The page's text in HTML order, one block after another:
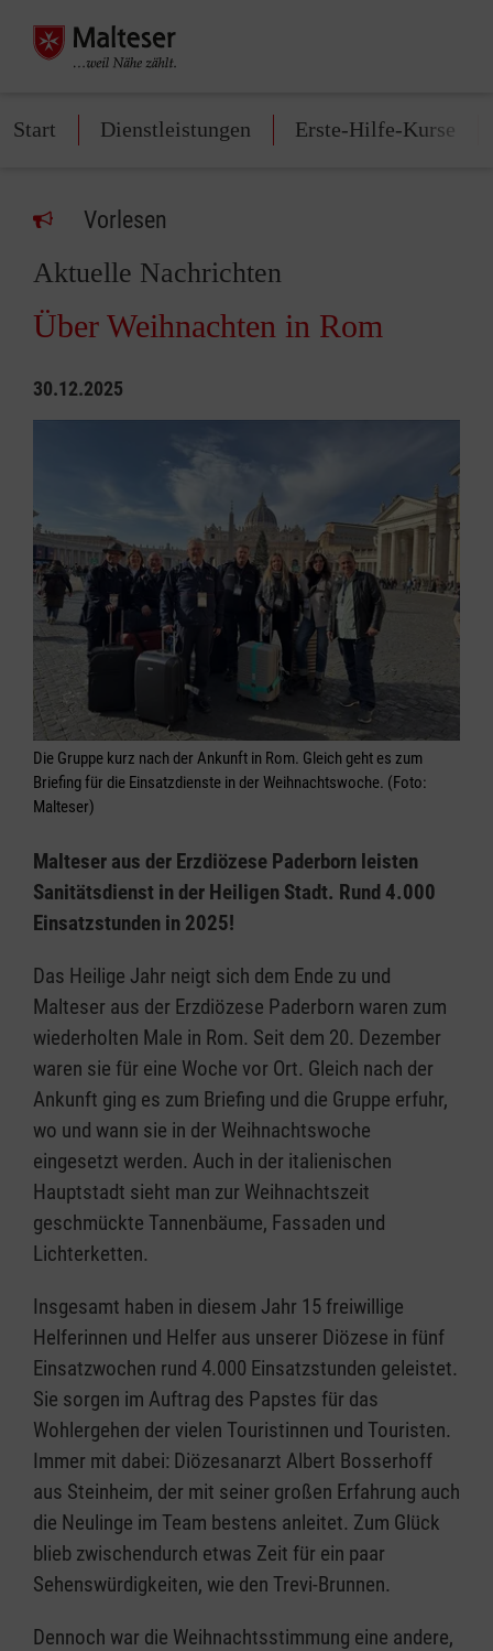
Start Dienstleistungen Erste-Hilfe-Kurse
Vorlesen
Aktuelle Nachrichten
Über Weihnachten in Rom
30.12.2025
Die Gruppe kurz nach der Ankunft in Rom. Gleich geht es zum
Briefing für die Einsatzdienste in der Weihnachtswoche. (Foto:
Malteser)
Malteser aus der Erzdiözese Paderborn leisten
Sanitätsdienst in der Heiligen Stadt. Rund 4.000
Einsatzstunden in 2025!
Das Heilige Jahr neigt sich dem Ende zu und
Malteser aus der Erzdiözese Paderborn waren zum
wiederholten Male in Rom. Seit dem 20. Dezember
waren sie für eine Woche vor Ort. Gleich nach der
Ankunft ging es zum Briefing und die Gruppe erfuhr,
wo und wann sie in der Weihnachtswoche
eingesetzt werden. Auch in der italienischen
Hauptstadt sieht man zur Weihnachtszeit
geschmückte Tannenbäume, Fassaden und
Lichterketten.
Insgesamt haben in diesem Jahr 15 freiwillige
Helferinnen und Helfer aus unserer Diözese in fünf
Einsatzwochen rund 4.000 Einsatzstunden geleistet.
Sie sorgen im Auftrag des Papstes für das
Wohlergehen der vielen Touristinnen und Touristen.
Immer mit dabei: Diözesanarzt Albert Bosserhoff
aus Steinheim, der mit seiner großen Erfahrung auch
die Neulinge im Team bestens anleitet. Zum Glück
blieb zwischendurch etwas Zeit für ein paar
Sehenswürdigkeiten, wie den Trevi-Brunnen.
Dennoch war die Weihnachtsstimmung eine andere,